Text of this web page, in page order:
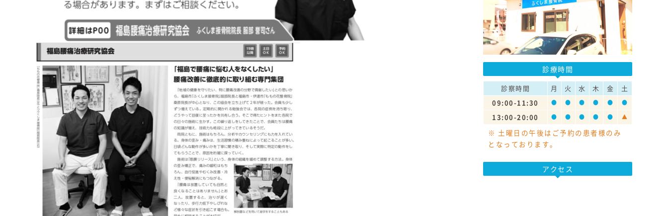
診療時間
診察時間 月 火 水 木 金
土
09:00-11:30
● ● ● ● ● ●
13:00-20:00 ● ● ● ● ● ▲
※ 土曜日の午後はご予約の患者様のみ
となっております。
アクセス